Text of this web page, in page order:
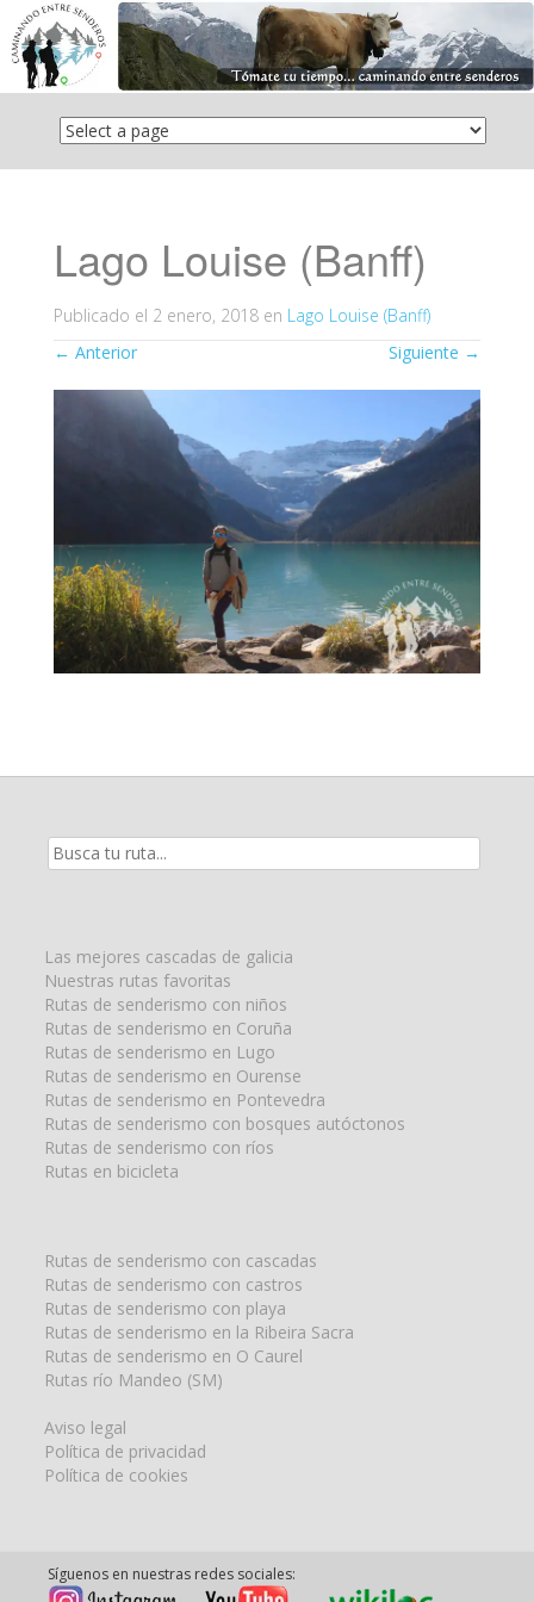
Saltar
contenido
Lago Louise (Banff)
Publicado el 2 enero, 2018 en Lago Louise (Banff)
← Anterior Siguiente →
Resultados
Las mejores cascadas de galicia
Nuestras rutas favoritas
Rutas de senderismo con niños
Rutas de senderismo en Coruña
Rutas de senderismo en Lugo
Rutas de senderismo en Ourense
Rutas de senderismo en Pontevedra
Rutas de senderismo con bosques autóctonos
Rutas de senderismo con ríos
Rutas en bicicleta
Rutas de senderismo con cascadas
Rutas de senderismo con castros
Rutas de senderismo con playa
Rutas de senderismo en la Ribeira Sacra
Rutas de senderismo en O Caurel
Rutas río Mandeo (SM)
Aviso legal
Política de privacidad
Política de cookies
Síguenos en nuestras redes sociales: